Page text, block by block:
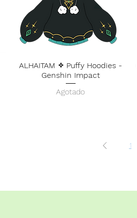
ALHAITAM ✧ Puffy Hoodies -
Genshin Impact
Agotado
1